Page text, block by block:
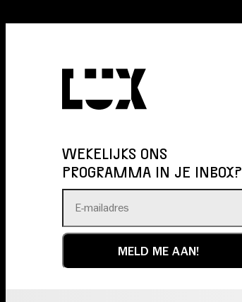
WEKELIJKS ONS
PROGRAMMA IN JE INBOX?